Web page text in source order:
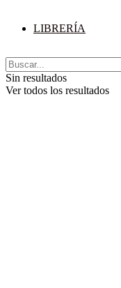
LIBRERÍA
Sin resultados
Ver todos los resultados